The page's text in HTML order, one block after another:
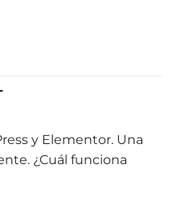
y Elementor. Una
¿Cuál funciona